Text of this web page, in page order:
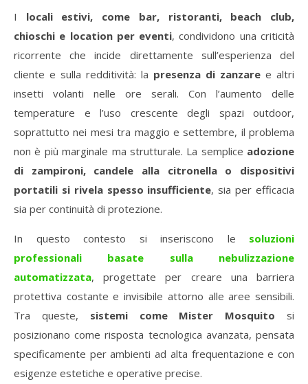
I locali estivi, come bar, ristoranti, beach club,
chioschi e location per eventi, condividono una criticità
ricorrente che incide direttamente sull’esperienza del
cliente e sulla redditività: la presenza di zanzare e altri
insetti volanti nelle ore serali. Con l’aumento delle
temperature e l’uso crescente degli spazi outdoor,
soprattutto nei mesi tra maggio e settembre, il problema
non è più marginale ma strutturale. La semplice adozione
di zampironi, candele alla citronella o dispositivi
portatili si rivela spesso insufficiente, sia per efficacia
sia per continuità di protezione.
In questo contesto si inseriscono le soluzioni
professionali basate sulla nebulizzazione
automatizzata, progettate per creare una barriera
protettiva costante e invisibile attorno alle aree sensibili.
Tra queste, sistemi come Mister Mosquito si
posizionano come risposta tecnologica avanzata, pensata
specificamente per ambienti ad alta frequentazione e con
esigenze estetiche e operative precise.